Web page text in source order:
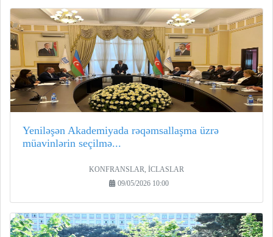
Yeniləşən Akademiyada rəqəmsallaşma üzrə
müavinlərin seçilmə...
KONFRANSLAR, İCLASLAR
09/05/2026 10:00